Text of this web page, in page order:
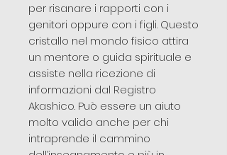
per risanare i rapporti con i
genitori oppure con i figli. Questo
cristallo nel mondo fisico attira
un mentore o guida spirituale e
assiste nella ricezione di
informazioni dal Registro
Akashico. Può essere un aiuto
molto valido anche per chi
intraprende il cammino